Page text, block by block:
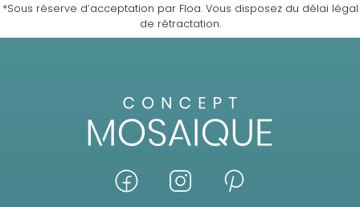
*Sous réserve d’acceptation par Floa. Vous disposez du délai légal
de rétractation.